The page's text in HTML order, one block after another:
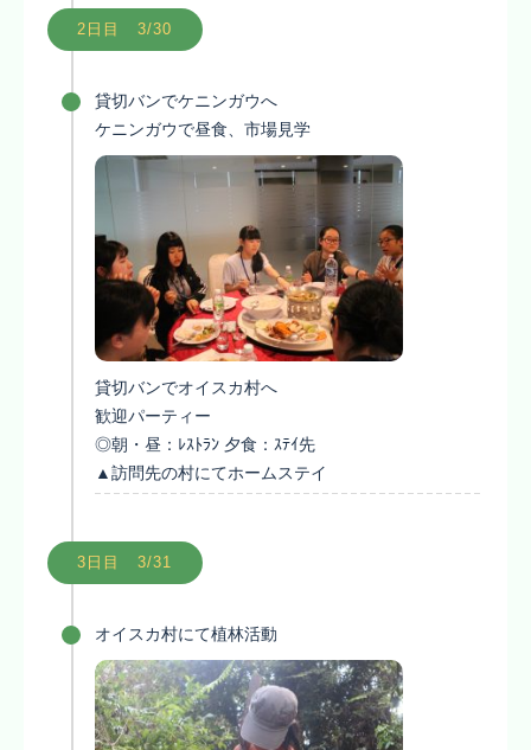
2日目 3/30
貸切バンでケニンガウへ
ケニンガウで昼食、市場見学
貸切バンでオイスカ村へ
歓迎パーティー
◎朝・昼：ﾚｽﾄﾗﾝ 夕食：ｽﾃｲ先
▲訪問先の村にてホームステイ
3日目 3/31
オイスカ村にて植林活動